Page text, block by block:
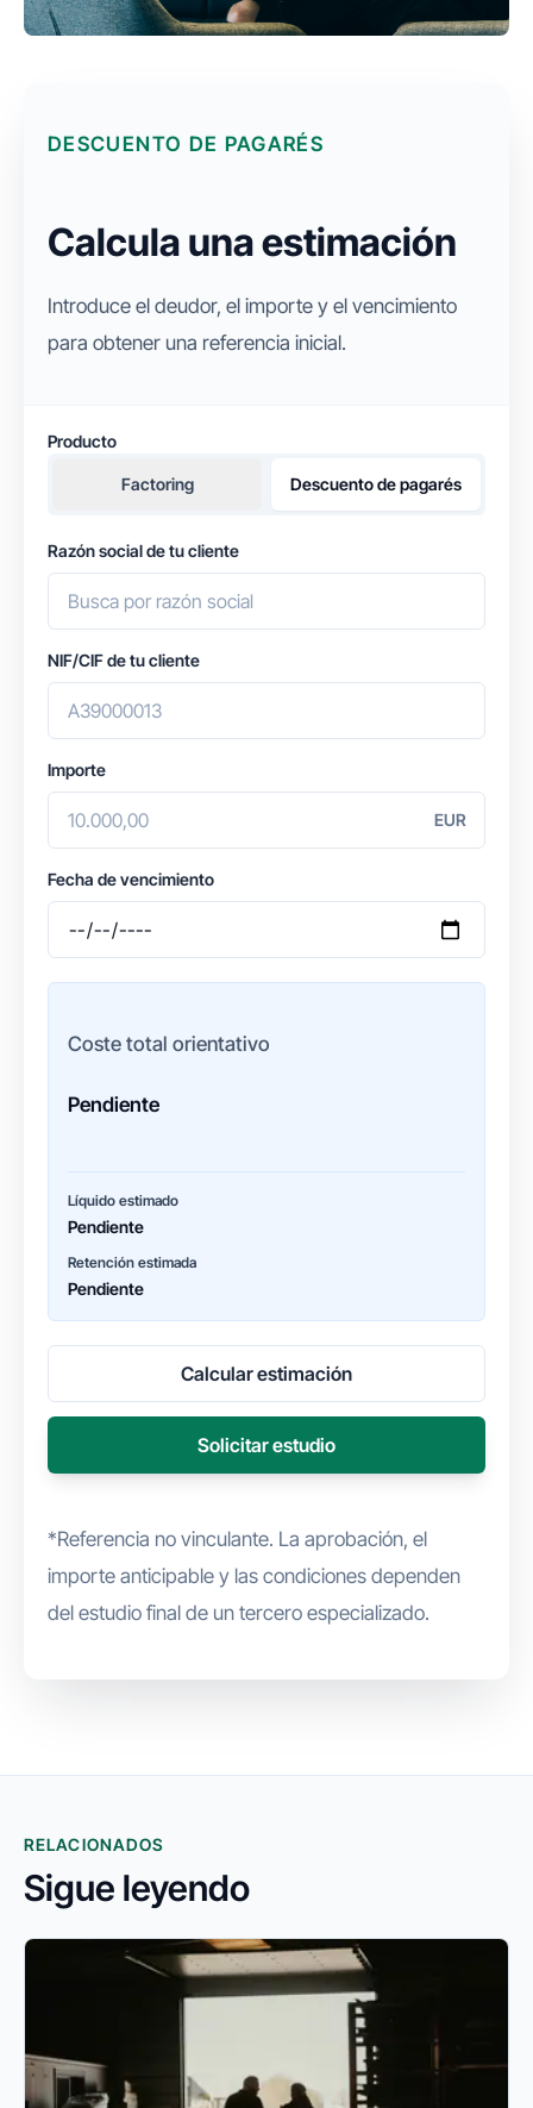
DESCUENTO DE PAGARÉS
Calcula una estimación
Introduce el deudor, el importe y el vencimiento
para obtener una referencia inicial.
Producto
Factoring Descuento de pagarés
Razón social de tu cliente
NIF/CIF de tu cliente
Importe
EUR
Fecha de vencimiento
Coste total orientativo
Pendiente
Líquido estimado
Pendiente
Retención estimada
Pendiente
Calcular estimación
Solicitar estudio
*Referencia no vinculante. La aprobación, el
importe anticipable y las condiciones dependen
del estudio final de un tercero especializado.
RELACIONADOS
Sigue leyendo